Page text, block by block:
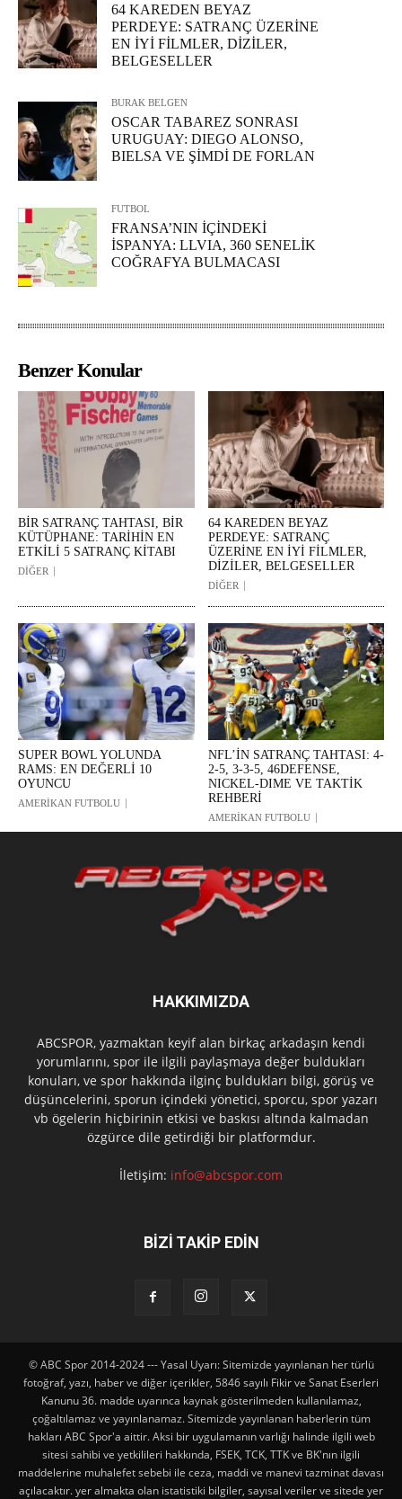
64 KAREDEN BEYAZ
PERDEYE: SATRANÇ ÜZERİNE
EN İYİ FİLMLER, DİZİLER,
BELGESELLER
BURAK BELGEN
OSCAR TABAREZ SONRASI
URUGUAY: DIEGO ALONSO,
BIELSA VE ŞİMDİ DE FORLAN
FUTBOL
FRANSA’NIN İÇİNDEKİ
İSPANYA: LLVIA, 360 SENELİK
COĞRAFYA BULMACASI
Benzer Konular
BİR SATRANÇ TAHTASI, BİR
KÜTÜPHANE: TARİHİN EN
ETKİLİ 5 SATRANÇ KİTABI
DİĞER
64 KAREDEN BEYAZ
PERDEYE: SATRANÇ
ÜZERİNE EN İYİ FİLMLER,
DİZİLER, BELGESELLER
DİĞER
SUPER BOWL YOLUNDA
RAMS: EN DEĞERLİ 10
OYUNCU
AMERİKAN FUTBOLU
NFL’İN SATRANÇ TAHTASI: 4-
2-5, 3-3-5, 46DEFENSE,
NICKEL-DIME VE TAKTİK
REHBERİ
AMERİKAN FUTBOLU
HAKKIMIZDA
ABCSPOR, yazmaktan keyif alan birkaç arkadaşın kendi
yorumlarını, spor ile ilgili paylaşmaya değer buldukları
konuları, ve spor hakkında ilginç buldukları bilgi, görüş ve
düşüncelerini, sporun içindeki yönetici, sporcu, spor yazarı
vb ögelerin hiçbirinin etkisi ve baskısı altında kalmadan
özgürce dile getirdiği bir platformdur.
İletişim: info@abcspor.com
BİZİ TAKİP EDİN
© ABC Spor 2014-2024 --- Yasal Uyarı: Sitemizde yayınlanan her türlü
fotoğraf, yazı, haber ve diğer içerikler, 5846 sayılı Fikir ve Sanat Eserleri
Kanunu 36. madde uyarınca kaynak gösterilmeden kullanılamaz,
çoğaltılamaz ve yayınlanamaz. Sitemizde yayınlanan haberlerin tüm
hakları ABC Spor'a aittir. Aksi bir uygulamanın varlığı halinde ilgili web
sitesi sahibi ve yetkilileri hakkında, FSEK, TCK, TTK ve BK'nın ilgili
maddelerine muhalefet sebebi ile ceza, maddi ve manevi tazminat davası
açılacaktır. yer almakta olan istatistiki bilgiler, sayısal veriler ve sitede yer